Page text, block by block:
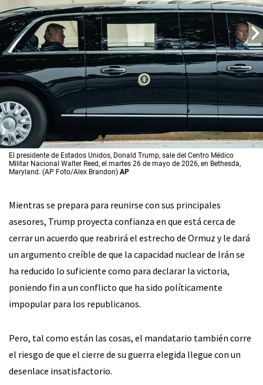
El presidente de Estados Unidos, Donald Trump, sale del Centro Médico
Militar Nacional Walter Reed, el martes 26 de mayo de 2026, en Bethesda,
Maryland. (AP Foto/Alex Brandon) AP
Mientras se prepara para reunirse con sus principales
asesores, Trump proyecta confianza en que está cerca de
cerrar un acuerdo que reabrirá el estrecho de Ormuz y le dará
un argumento creíble de que la capacidad nuclear de Irán se
ha reducido lo suficiente como para declarar la victoria,
poniendo fin a un conflicto que ha sido políticamente
impopular para los republicanos.
Pero, tal como están las cosas, el mandatario también corre
el riesgo de que el cierre de su guerra elegida llegue con un
desenlace insatisfactorio.